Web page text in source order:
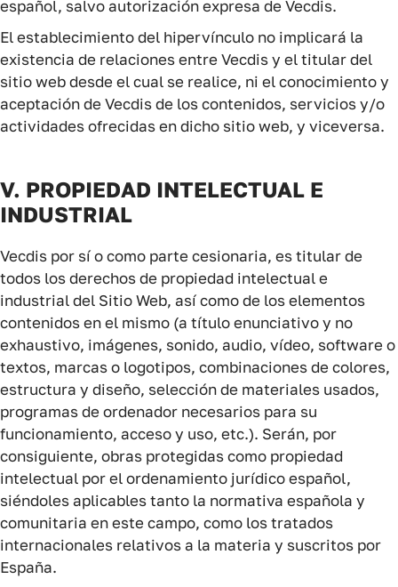
español, salvo autorización expresa de Vecdis.
El establecimiento del hipervínculo no implicará la
existencia de relaciones entre Vecdis y el titular del
sitio web desde el cual se realice, ni el conocimiento y
aceptación de Vecdis de los contenidos, servicios y/o
actividades ofrecidas en dicho sitio web, y viceversa.
V. PROPIEDAD INTELECTUAL E
INDUSTRIAL
Vecdis por sí o como parte cesionaria, es titular de
todos los derechos de propiedad intelectual e
industrial del Sitio Web, así como de los elementos
contenidos en el mismo (a título enunciativo y no
exhaustivo, imágenes, sonido, audio, vídeo, software o
textos, marcas o logotipos, combinaciones de colores,
estructura y diseño, selección de materiales usados,
programas de ordenador necesarios para su
funcionamiento, acceso y uso, etc.). Serán, por
consiguiente, obras protegidas como propiedad
intelectual por el ordenamiento jurídico español,
siéndoles aplicables tanto la normativa española y
comunitaria en este campo, como los tratados
internacionales relativos a la materia y suscritos por
España.